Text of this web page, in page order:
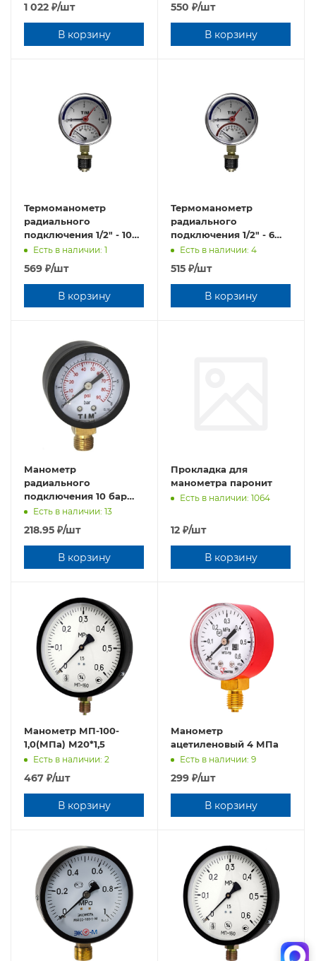
1 022 ₽/шт
В корзину
550 ₽/шт
В корзину
Термоманометр
радиального
подключения 1/2" - 10
бар (Y-80-10)
Есть в наличии: 1
569 ₽/шт
В корзину
Термоманометр
радиального
подключения 1/2" - 6
бар (Y-80-6)
Есть в наличии: 4
515 ₽/шт
В корзину
Манометр
радиального
подключения 10 бар
1/4" Y-50-10 TIM
Есть в наличии: 13
218.95 ₽/шт
В корзину
Прокладка для
манометра паронит
Есть в наличии: 1064
12 ₽/шт
В корзину
Манометр МП-100-
1,0(МПа) М20*1,5
Есть в наличии: 2
467 ₽/шт
В корзину
Манометр
ацетиленовый 4 МПа
Есть в наличии: 9
299 ₽/шт
В корзину